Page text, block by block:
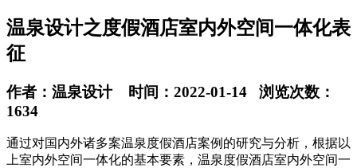
温泉设计之度假酒店室内外空间一体化表
征
作者：温泉设计 时间：2022-01-14 浏览次数：
1634
通过对国内外诸多案温泉度假酒店案例的研究与分析，根据以
上室内外空间一体化的基本要素，温泉度假酒店室内外空间一